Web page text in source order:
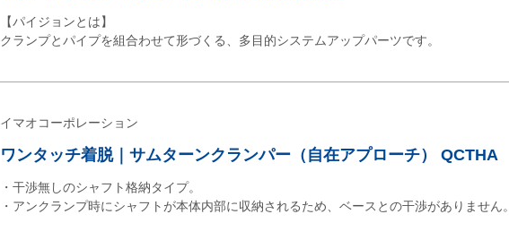
【パイジョンとは】
クランプとパイプを組合わせて形づくる、多目的システムアップパーツです。
イマオコーポレーション
ワンタッチ着脱｜サムターンクランパー（自在アプローチ） QCTHA
・干渉無しのシャフト格納タイプ。
・アンクランプ時にシャフトが本体内部に収納されるため、ベースとの干渉がありません。